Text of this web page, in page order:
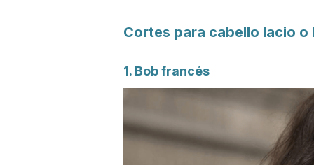
Cortes para cabello lacio o
1. Bobfrancés